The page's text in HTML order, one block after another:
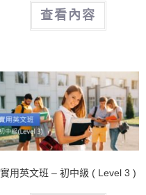
查看內容
實用英文班 – 初中級 ( Level 3 )